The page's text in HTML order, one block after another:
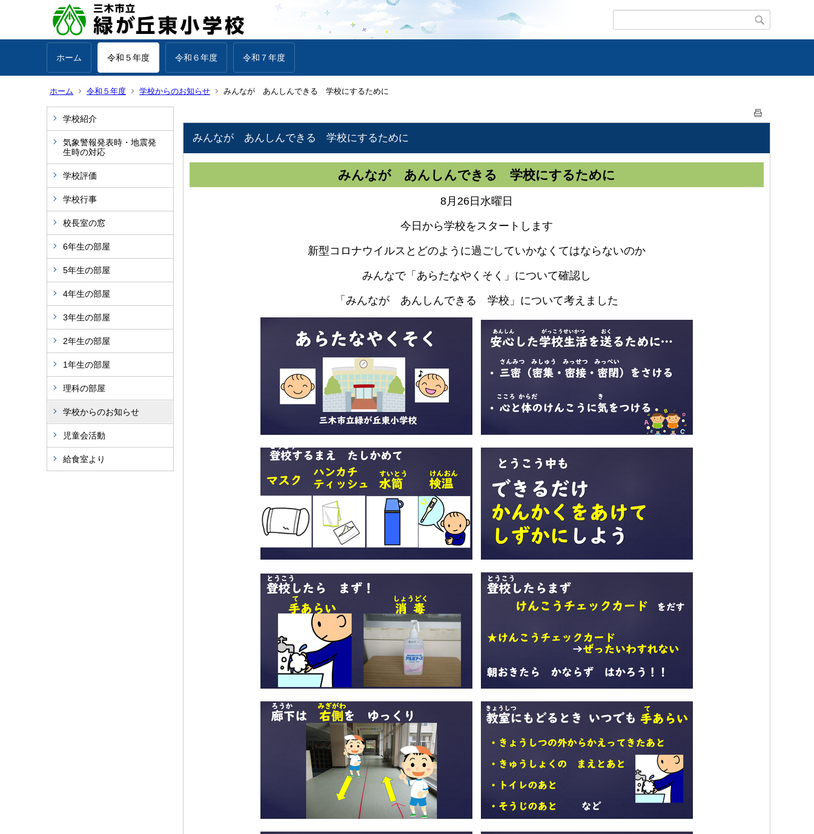
ホーム 令和５年度 令和６年度 令和７年度
ホーム 令和５年度 学校からのお知らせ みんなが あんしんできる 学校にするために
学校紹介
気象警報発表時・地震発
生時の対応
学校評価
学校行事
校長室の窓
6年生の部屋
5年生の部屋
4年生の部屋
3年生の部屋
2年生の部屋
1年生の部屋
理科の部屋
学校からのお知らせ
児童会活動
給食室より
みんなが あんしんできる 学校にするために
みんなが あんしんできる 学校にするために
8月26日水曜日
今日から学校をスタートします
新型コロナウイルスとどのように過ごしていかなくてはならないのか
みんなで「あらたなやくそく」について確認し
「みんなが あんしんできる 学校」について考えました